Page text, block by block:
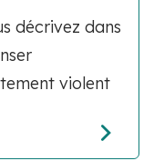
décrivez dans
violent